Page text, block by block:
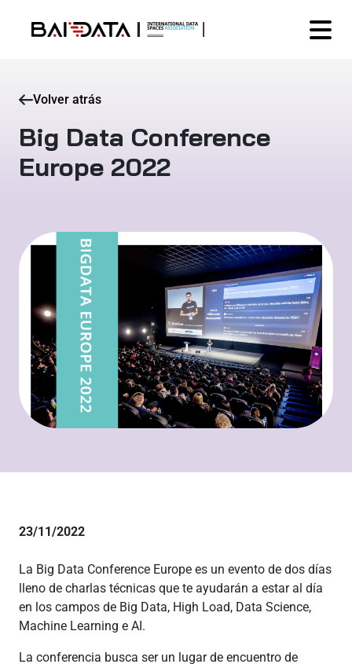
Volver atrás
Big Data Conference
Europe 2022
23/11/2022
La Big Data Conference Europe es un evento de dos días
lleno de charlas técnicas que te ayudarán a estar al día
en los campos de Big Data, High Load, Data Science,
Machine Learning e AI.
La conferencia busca ser un lugar de encuentro de